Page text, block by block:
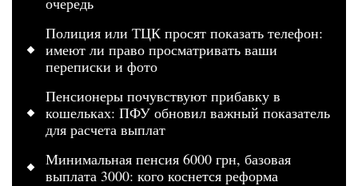
Полиция или ТЦК просят показать телефон:
имеют ли право просматривать ваши
переписки и фото
Пенсионеры почувствуют прибавку в
кошельках: ПФУ обновил важный показатель
для расчета выплат
Минимальная пенсия 6000 грн, базовая
выплата 3000: кого коснется реформа